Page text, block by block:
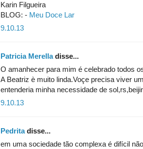
Karin Filgueira
BLOG: - Meu Doce Lar
9.10.13
Patricia Merelladisse...
O amanhecer para mim é celebrado todos
A Beatriz è muito linda.Voçe precisa viver
entenderia minha necessidade de
9.10.13
Pedritadisse...
em uma sociedade tão complexa é difícil